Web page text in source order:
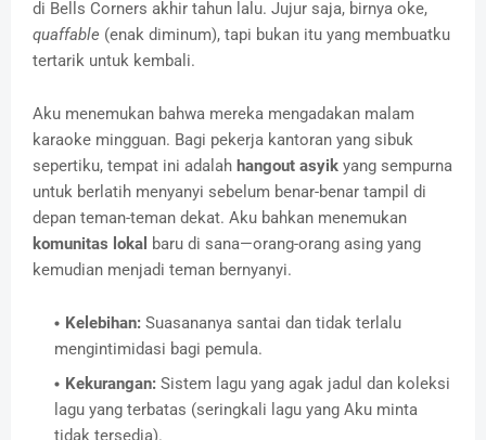
di Bells Corners akhir tahun lalu. Jujur saja, birnya oke,
quaffable (enak diminum), tapi bukan itu yang membuatku
tertarik untuk kembali.
Aku menemukan bahwa mereka mengadakan malam
karaoke mingguan. Bagi pekerja kantoran yang sibuk
sepertiku, tempat ini adalah hangout asyik yang sempurna
untuk berlatih menyanyi sebelum benar-benar tampil di
depan teman-teman dekat. Aku bahkan menemukan
komunitas lokal baru di sana—orang-orang asing yang
kemudian menjadi teman bernyanyi.
Kelebihan: Suasananya santai dan tidak terlalu
mengintimidasi bagi pemula.
Kekurangan: Sistem lagu yang agak jadul dan koleksi
lagu yang terbatas (seringkali lagu yang Aku minta
tidak tersedia).